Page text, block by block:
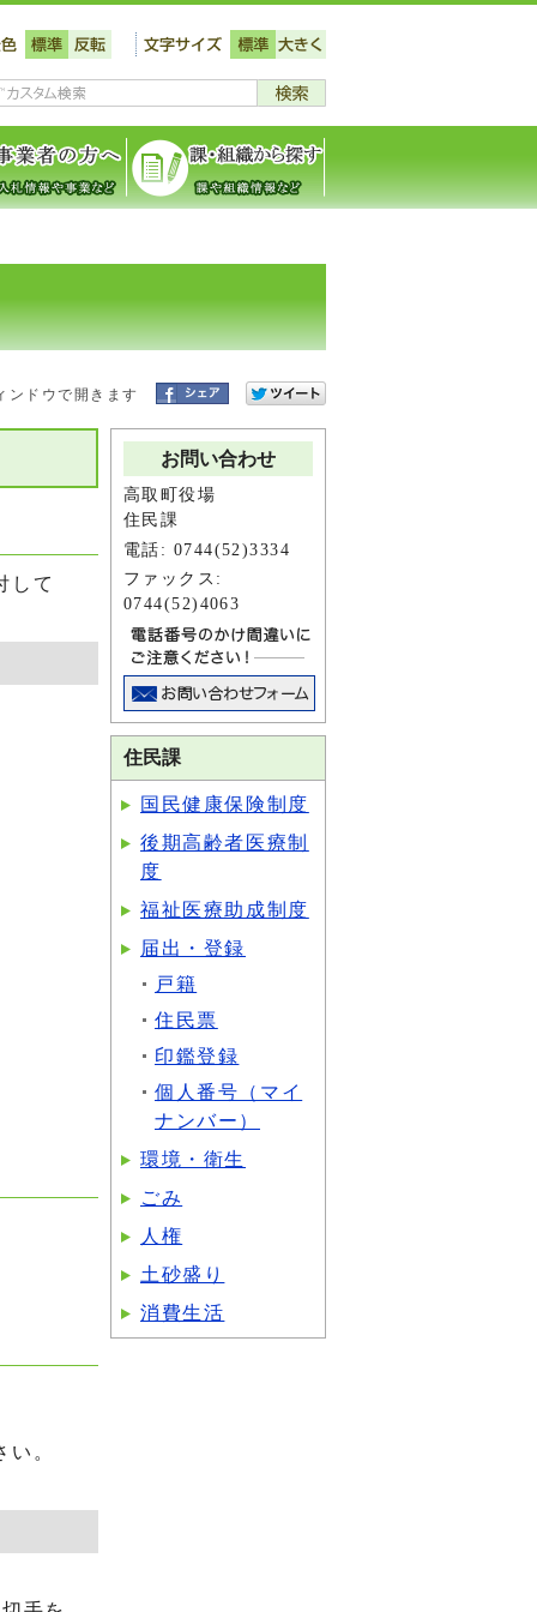
ンドウで開きます
して
。
お問い合わせ
高取町役場
住民課
電話: 0744(52)3334
ファックス:
0744(52)4063
住民課
国民健康保険制度
後期高齢者医療制
度
福祉医療助成制度
届出・登録
戸籍
住民票
印鑑登録
個人番号（マイ
ナンバー）
環境・衛生
ごみ
人権
土砂盛り
消費生活